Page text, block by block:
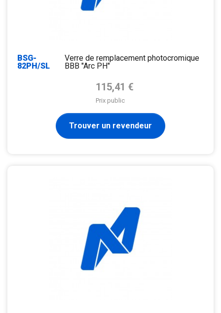
BSG-
82PH/SL
Verre de remplacement photocromique
BBB "Arc PH"
Prix de base
115,41 €
Prix public
Trouver un revendeur